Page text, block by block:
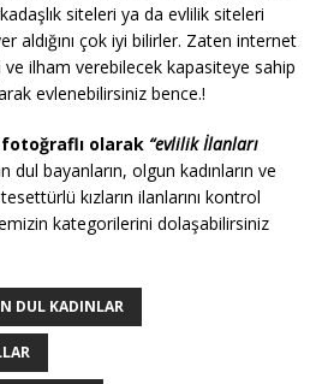
siteleri ya da evlilik siteleri
aldığını çok iyi bilirler. Zaten internet
ilham verebilecek kapasiteye sahip
evlenebilirsiniz bence.!
fotoğraflı olarak “evlilik İlanları
bayanların, olgun kadınların ve
kızların ilanlarını kontrol
kategorilerini dolaşabilirsiniz
DUL KADINLAR